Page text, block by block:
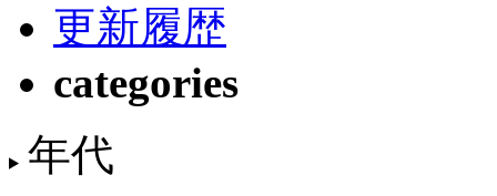
更新履歴
categories
年代